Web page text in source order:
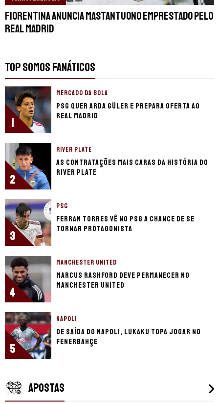
Fiorentina anuncia Mastantuono emprestado pelo
Real Madrid
TOP SOMOS FANÁTICOS
1
MERCADO DA BOLA
PSG quer Arda Güler e prepara oferta ao
Real Madrid
2
RIVER PLATE
As contratações mais caras da história do
River Plate
3
PSG
Ferran Torres vê no PSG a chance de se
tornar protagonista
4
MANCHESTER UNITED
Marcus Rashford deve permanecer no
Manchester United
5
NAPOLI
De saída do Napoli, Lukaku topa jogar no
Fenerbahçe
APOSTAS